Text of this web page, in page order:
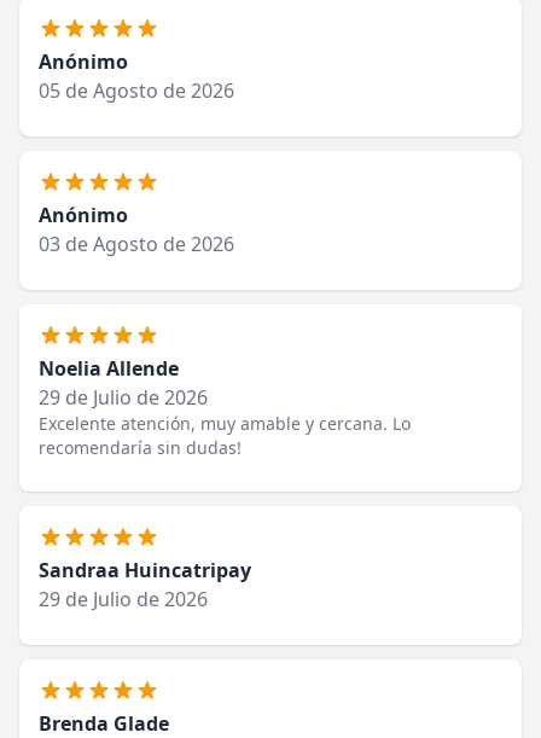
Anónimo
05 de Agosto de 2026
Anónimo
03 de Agosto de 2026
Noelia Allende
29 de Julio de 2026
Excelente atención, muy amable y cercana. Lo
recomendaría sin dudas!
Sandraa Huincatripay
29 de Julio de 2026
Brenda Glade